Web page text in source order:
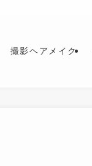
撮影ヘアメイク